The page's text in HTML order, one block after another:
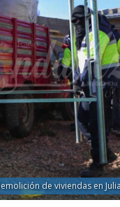
de viviendas en